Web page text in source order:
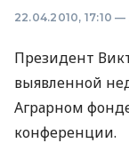
22.04.2010, 17:10 —
Президент
выявленной
Аграрном
конференции.